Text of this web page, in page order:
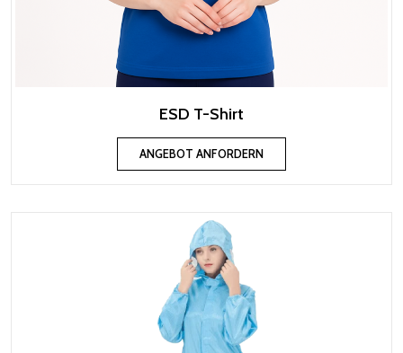
ESD T-Shirt
ANGEBOT ANFORDERN